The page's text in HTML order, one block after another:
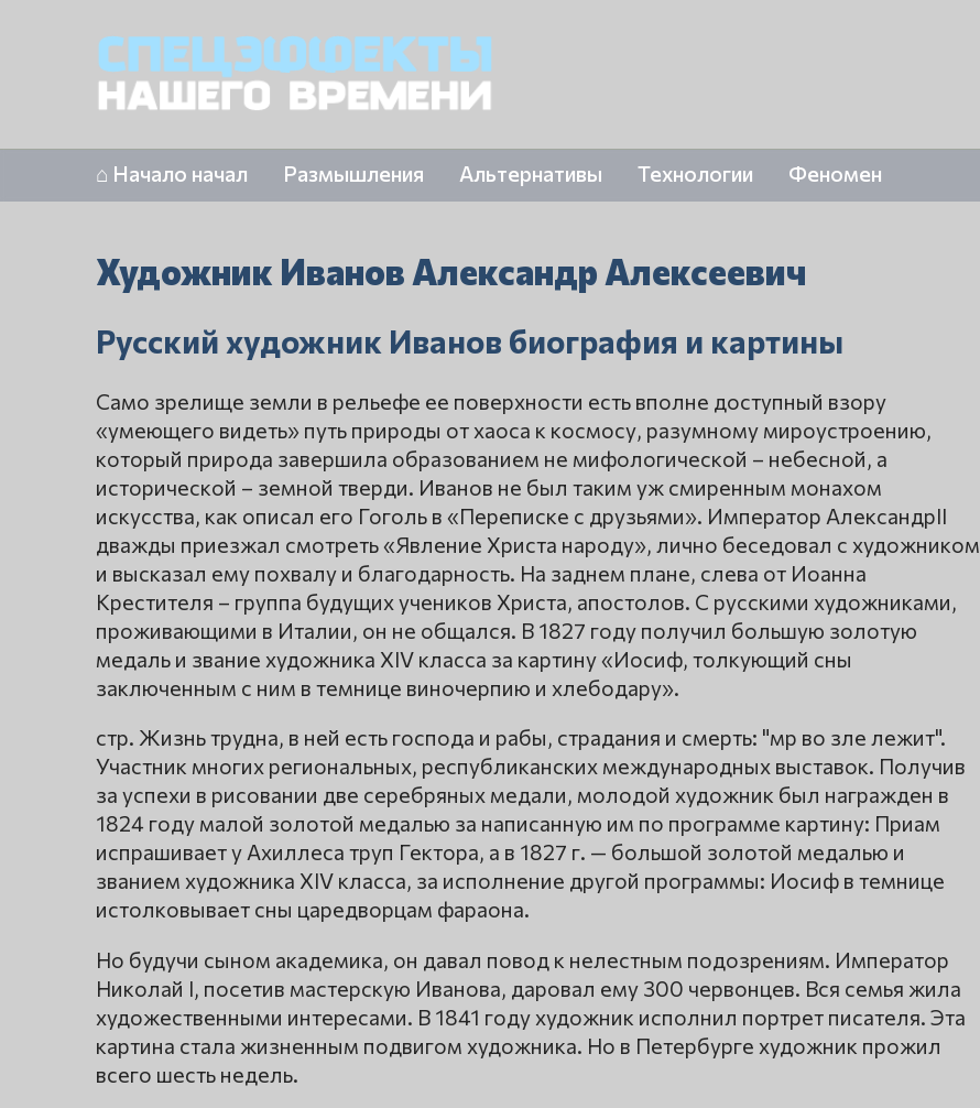
⌂ Начало начал Размышления Альтернативы Технологии Феномен
Художник Иванов Александр Алексеевич
Русский художник Иванов биография и картины
Само зрелище земли в рельефе ее поверхности есть вполне доступный взору
«умеющего видеть» путь природы от хаоса к космосу, разумному мироустроению,
который природа завершила образованием не мифологической – небесной, а
исторической – земной тверди. Иванов не был таким уж смиренным монахом
искусства, как описал его Гоголь в «Переписке с друзьями». Император АлександрII
дважды приезжал смотреть «Явление Христа народу», лично беседовал с художником
и высказал ему похвалу и благодарность. На заднем плане, слева от Иоанна
Крестителя – группа будущих учеников Христа, апостолов. С русскими художниками,
проживающими в Италии, он не общался. В 1827 году получил большую золотую
медаль и звание художника XIV класса за картину «Иосиф, толкующий сны
заключенным с ним в темнице виночерпию и хлебодару».
стр. Жизнь трудна, в ней есть господа и рабы, страдания и смерть: "мр во зле лежит".
Участник многих региональных, республиканских международных выставок. Получив
за успехи в рисовании две серебряных медали, молодой художник был награжден в
1824 году малой золотой медалью за написанную им по программе картину: Приам
испрашивает у Ахиллеса труп Гектора, а в 1827 г. — большой золотой медалью и
званием художника XIV класса, за исполнение другой программы: Иосиф в темнице
истолковывает сны царедворцам фараона.
Но будучи сыном академика, он давал повод к нелестным подозрениям. Император
Николай I, посетив мастерскую Иванова, даровал ему 300 червонцев. Вся семья жила
художественными интересами. В 1841 году художник исполнил портрет писателя. Эта
картина стала жизненным подвигом художника. Но в Петербурге художник прожил
всего шесть недель.